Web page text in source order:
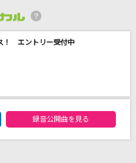
！ エントリー受付中
ントリーランキング
録音公開曲を見る